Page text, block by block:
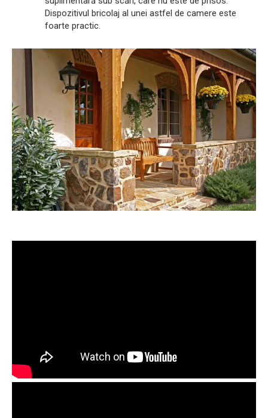
Dispozitivul bricolaj al unei astfel de camere este
foarte practic.